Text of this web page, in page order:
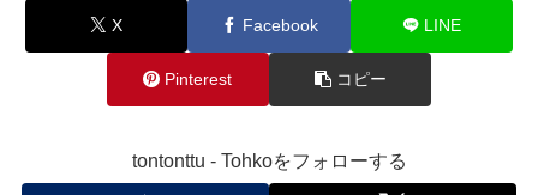
X Facebook LINE
Pinterest コピー
tontonttu - Tohkoをフォローする